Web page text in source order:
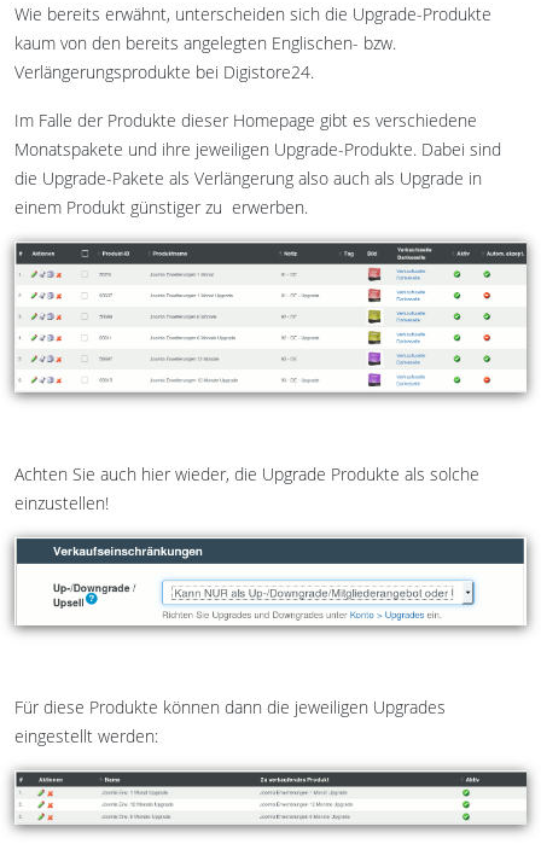
Wie bereits erwähnt, unterscheiden sich die Upgrade-Produkte
kaum von den bereits angelegten Englischen- bzw.
Verlängerungsprodukte bei Digistore24.
Im Falle der Produkte dieser Homepage gibt es verschiedene
Monatspakete und ihre jeweiligen Upgrade-Produkte. Dabei sind
die Upgrade-Pakete als Verlängerung also auch als Upgrade in
einem Produkt günstiger zu erwerben.
Achten Sie auch hier wieder, die Upgrade Produkte als solche
einzustellen!
Für diese Produkte können dann die jeweiligen Upgrades
eingestellt werden: